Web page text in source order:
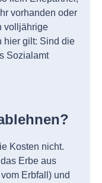
vorhanden oder
volljährige
hier gilt: Sind die
Sozialamt
Kosten nicht.
Erbe aus
Erbfall) und